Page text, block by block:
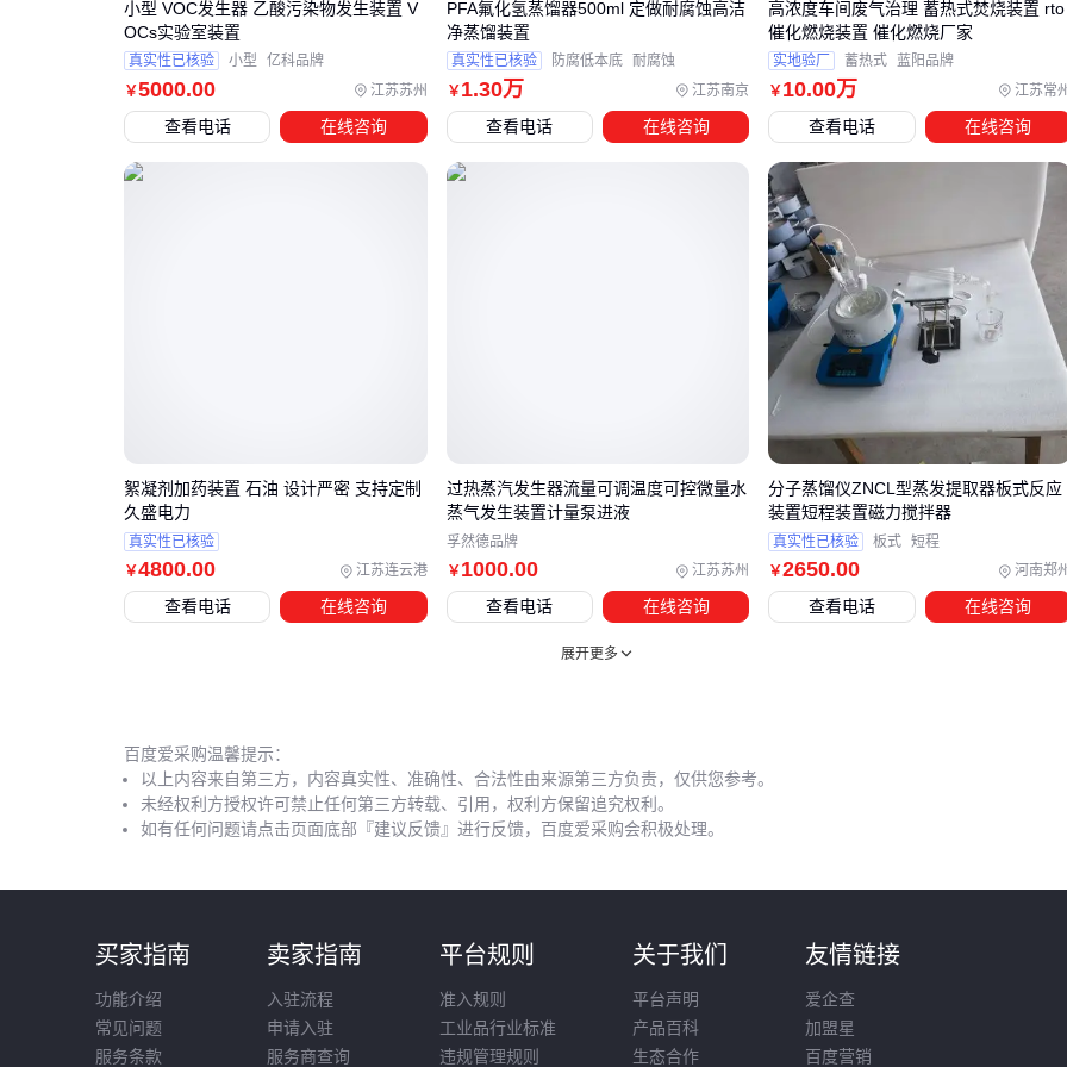
吸入药物
，尤其适合呼吸肌力较弱的使
用者。选择时需注意接口尺寸是否与主设备匹配，
的密封性也是关键考量。
面罩类配件则扩展了PMDI的适用场景：
可拆卸硅胶面罩
卧床患者配合延长管使用时可保持半卧位姿势
冬季使用时防冷凝设计的储雾罐能减少药物损失
这些配套组件并非简单附加品，而是针对主设备局限性设计的
性能增强方案。采购时建议将配套预算控制在主设备价格的合
理比例内，避免因过度配置造成浪费。
五、清洁不当会导致哪些药物残留问题？
PMDI装置每周至少应拆解清洁一次，重点处理喷嘴和药物舱连
接处。残留药物结晶可能改变后续喷出的雾化颗粒分布，影响
雾化器清洗刷
能有效清除狭缝处的沉积
物。
常见操作误区包括：
未定期更换防尘盖导致喷嘴堵塞
对于需要频繁外带的设备，
选择PMDI吸入装置实质是构建个性化给药系统：儿童侧重配件
病例则需要关注整套设备的便携响应能力。最终决策应基于患
者呼吸特征、用药频率和使用场景三维度交叉验证。
￥5000.00 江苏苏州
小型 VOC发生器 乙酸污染物发生装置 V
OCs实验室装置
真实性已核验 小型 亿科品牌
查看电话 在线咨询
￥1.30万 江苏南京
PFA氟化氢蒸馏器500ml 定做耐腐蚀高洁
净蒸馏装置
真实性已核验 防腐低本底 耐腐蚀
查看电话 在线咨询
￥10.00万 江苏常
高浓度车间废气治理 蓄热式焚烧装置 rto
催化燃烧装置 催化燃烧厂家
实地验厂 蓄热式 蓝阳品牌
查看电话 在线咨询
￥4800.00 江苏连云港
絮凝剂加药装置 石油 设计严密 支持定制
久盛电力
真实性已核验
查看电话 在线咨询
￥ 1000.00 江苏苏州
过热蒸汽发生器流量可调温度可控微量水
蒸气发生装置计量泵进液
孚然德品牌
查看电话 在线咨询
￥2650.00 河南郑
分子蒸馏仪ZNCL型蒸发提取器板式反应
装置短程装置磁力搅拌器
真实性已核验 板式 短程
查看电话 在线咨询
展开更多
百度爱采购温馨提示：
以上内容来自第三方，内容真实性、准确性、合法性由来源第三方负责，仅供您参考。
未经权利方授权许可禁止任何第三方转载、引用，权利方保留追究权利。
如有任何问题请点击页面底部『建议反馈』进行反馈，百度爱采购会积极处理。
买家指南
功能介绍
常见问题
服务条款
卖家指南
入驻流程
申请入驻
服务商查询
平台规则
准入规则
工业品行业标准
违规管理规则
关于我们
平台声明
产品百科
生态合作
友情链接
爱企查
加盟星
百度营销